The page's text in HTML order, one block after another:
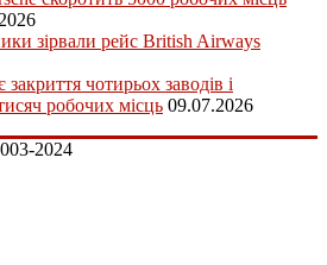
зірвали рейс British Airways
чотирьох заводів і
робочих місць 09.07.2026
2024